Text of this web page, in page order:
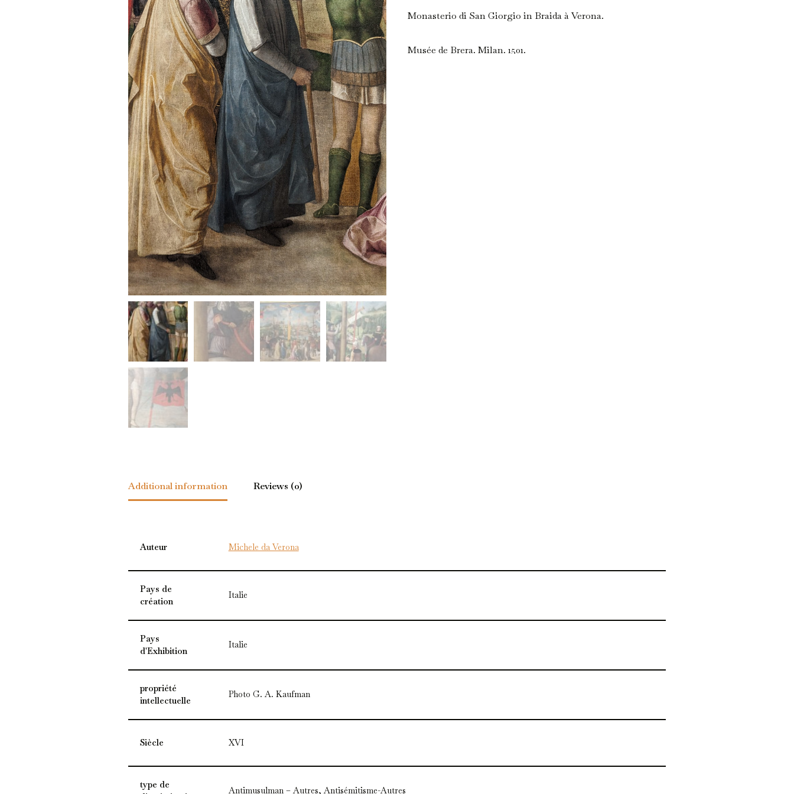
Monasterio di San Giorgio in Braida à Verona.
Musée de Brera. Milan. 1501.
Additional information Reviews (0)
Auteur Michele da Verona
Pays de
création
Italie
Pays
d'Exhibition
Italie
propriété
intellectuelle
Photo G. A. Kaufman
Siècle XVI
type de
Antimusulman – Autres, Antisémitisme-Autres